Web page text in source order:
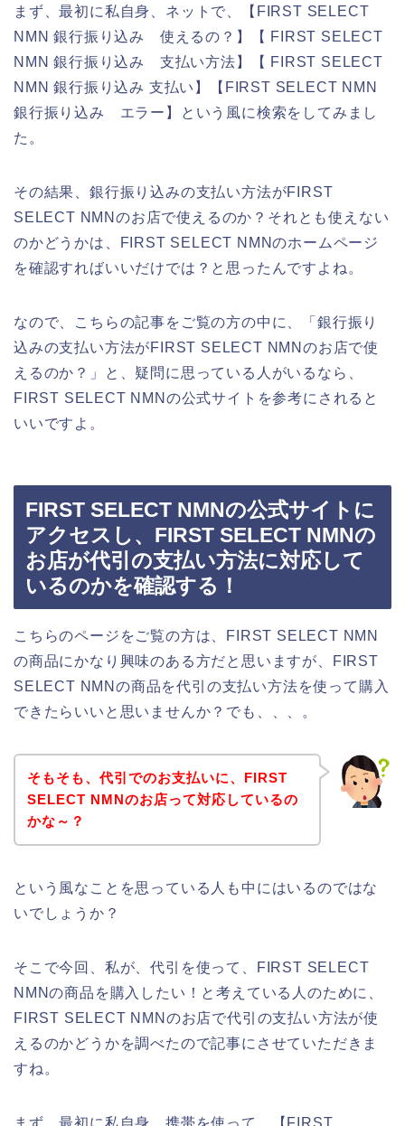
まず、最初に私自身、ネットで、【FIRST SELECT
NMN 銀行振り込み 使えるの？】【 FIRST SELECT
NMN 銀行振り込み 支払い方法】【 FIRST SELECT
NMN 銀行振り込み 支払い】【FIRST SELECT NMN
銀行振り込み エラー】という風に検索をしてみまし
た。
その結果、銀行振り込みの支払い方法がFIRST
SELECT NMNのお店で使えるのか？それとも使えない
のかどうかは、FIRST SELECT NMNのホームページ
を確認すればいいだけでは？と思ったんですよね。
なので、こちらの記事をご覧の方の中に、「銀行振り
込みの支払い方法がFIRST SELECT NMNのお店で使
えるのか？」と、疑問に思っている人がいるなら、
FIRST SELECT NMNの公式サイトを参考にされると
いいですよ。
FIRST SELECT NMNの公式サイトに
アクセスし、FIRST SELECT NMNの
お店が代引の支払い方法に対応して
いるのかを確認する！
こちらのページをご覧の方は、FIRST SELECT NMN
の商品にかなり興味のある方だと思いますが、FIRST
SELECT NMNの商品を代引の支払い方法を使って購入
できたらいいと思いませんか？でも、、、。
そもそも、代引でのお支払いに、FIRST
SELECT NMNのお店って対応しているの
かな～？
という風なことを思っている人も中にはいるのではな
いでしょうか？
そこで今回、私が、代引を使って、FIRST SELECT
NMNの商品を購入したい！と考えている人のために、
FIRST SELECT NMNのお店で代引の支払い方法が使
えるのかどうかを調べたので記事にさせていただきま
すね。
まず、最初に私自身、携帯を使って、【FIRST